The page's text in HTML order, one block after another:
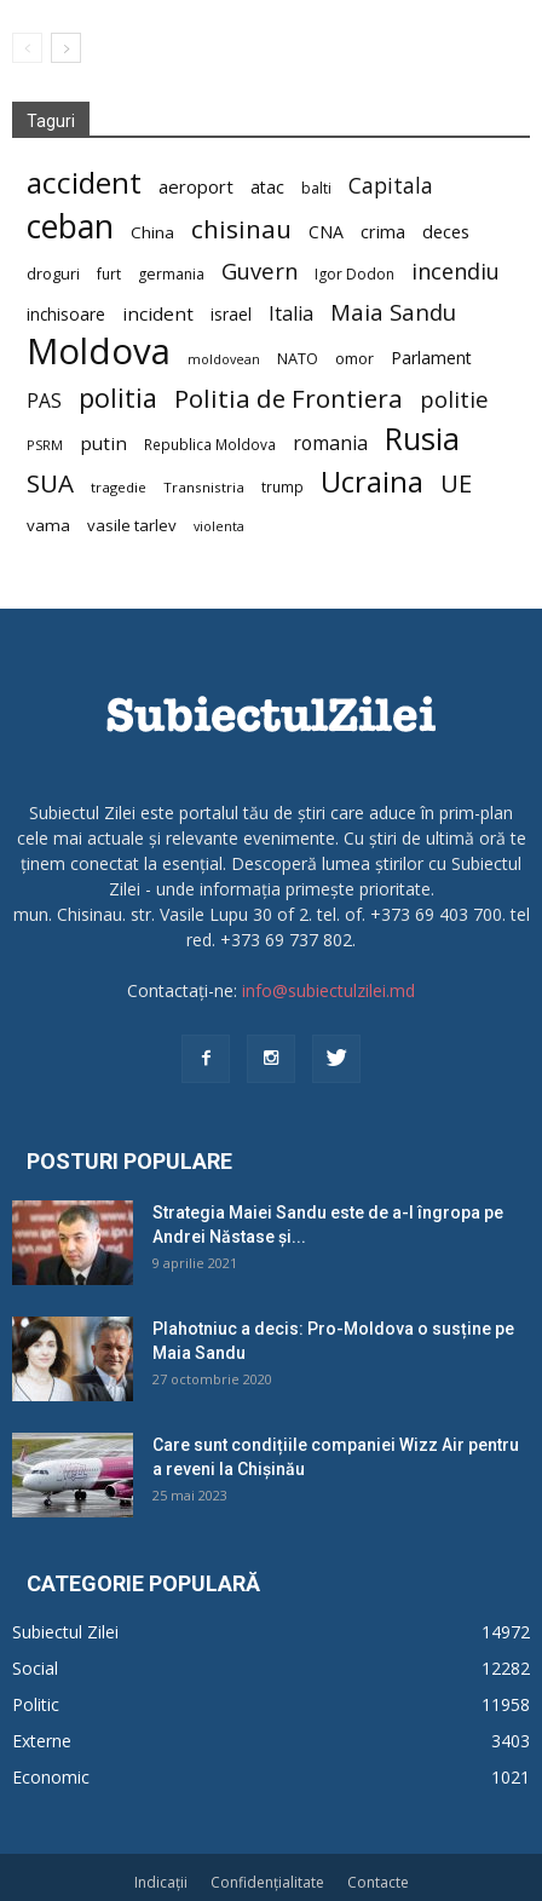
Taguri
accident aeroport atac balti Capitala
ceban China chisinau CNA crima deces
droguri furt germania Guvern Igor Dodon incendiu
inchisoare incident israel Italia Maia Sandu
Moldova moldovean NATO omor Parlament
PAS politia Politia de Frontiera politie
PSRM putin Republica Moldova romania Rusia
SUA tragedie Transnistria trump Ucraina UE
vama vasile tarlev violenta
Subiectul Zilei este portalul tău de știri care aduce în prim-plan
cele mai actuale și relevante evenimente. Cu știri de ultimă oră te
ținem conectat la esențial. Descoperă lumea știrilor cu Subiectul
Zilei - unde informația primește prioritate.
mun. Chisinau. str. Vasile Lupu 30 of 2. tel. of. +373 69 403 700. tel
red. +373 69 737 802.
Contactați-ne: info@subiectulzilei.md
POSTURI POPULARE
Strategia Maiei Sandu este de a-l îngropa pe
Andrei Năstase și...
9 aprilie 2021
Plahotniuc a decis: Pro-Moldova o susține pe
Maia Sandu
27 octombrie 2020
Care sunt condițiile companiei Wizz Air pentru
a reveni la Chișinău
25 mai 2023
CATEGORIE POPULARĂ
Subiectul Zilei
14972
Social
12282
Politic
11958
Externe
3403
Economic
1021
Indicații Confidențialitate Contacte